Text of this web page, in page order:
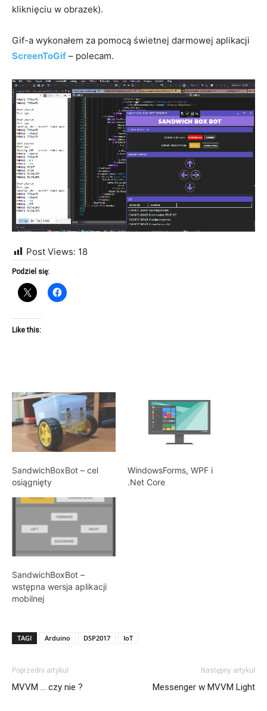
kliknięciu w obrazek).
Gif-a wykonałem za pomocą świetnej darmowej aplikacji
ScreenToGif – polecam.
Post Views: 18
Podziel się:
Like this:
SandwichBoxBot – cel
osiągnięty
WindowsForms, WPF i
.Net Core
SandwichBoxBot –
wstępna wersja aplikacji
mobilnej
TAGI Arduino DSP2017 IoT
Poprzedni artykuł
MVVM … czy nie ?
Następny artykuł
Messenger w MVVM Light